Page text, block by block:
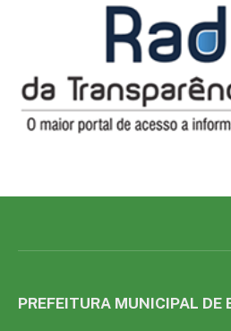
PREFEITURA MUNICIPAL DE